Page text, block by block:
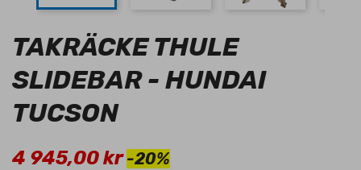
TAKRÄCKE THULE
SLIDEBAR - HUNDAI
TUCSON
4 945,00 kr -20%